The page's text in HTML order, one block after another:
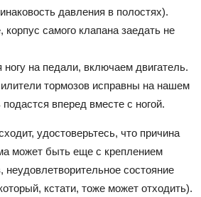
давления в полостях).
корпус самого клапана заедать не
на педали, включаем двигатель.
тормозов исправны на нашем
вперед вместе с ногой.
удостоверьтесь, что причина
может быть еще с креплением
неудовлетворительное состояние
кстати, тоже может отходить).